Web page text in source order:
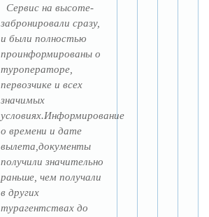
Сервис на высоте-
забронировали сразу,
и были полностью
проинформированы о
туроператоре,
первозчике и всех
значимых
условиях.Информирование
о времени и дате
вылета,документы
получили значительно
раньше, чем получали
в других
турагентствах до